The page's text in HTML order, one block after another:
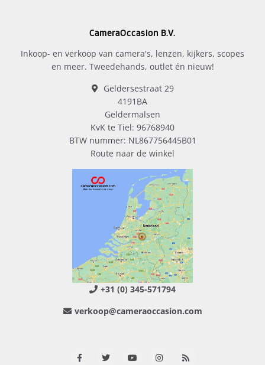
CameraOccasion B.V.
Inkoop- en verkoop van camera's, lenzen, kijkers, scopes
en meer. Tweedehands, outlet én nieuw!
Geldersestraat 29
4191BA
Geldermalsen
KvK te Tiel: 96768940
BTW nummer: NL867756445B01
Route naar de winkel
+31 (0) 345-571794
verkoop@cameraoccasion.com